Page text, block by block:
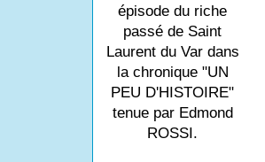
épisode du riche
passé de Saint
Laurent du Var dans
la chronique "UN
PEU D'HISTOIRE"
tenue par Edmond
ROSSI.